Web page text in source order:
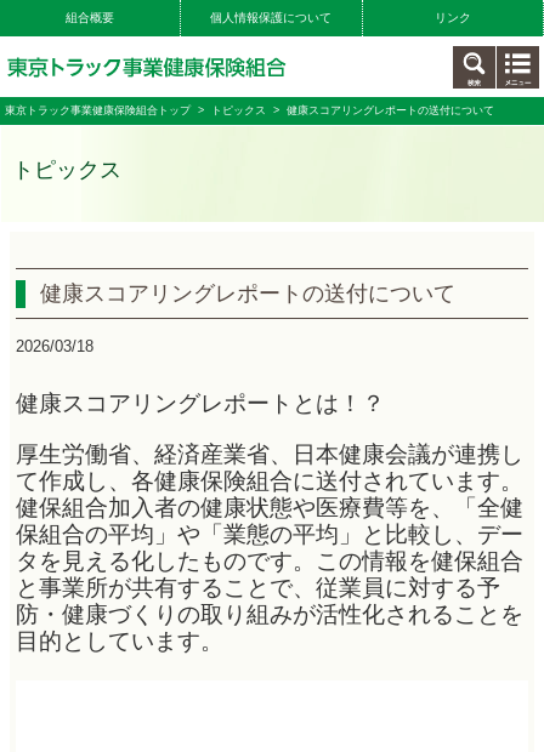
組合概要 個人情報保護について リンク
東京トラック事業健康保険組合トップ> トピックス > 健康スコアリングレポートの送付について
トピックス
健康スコアリングレポートの送付について
2026/03/18
健康スコアリングレポートとは！？
厚生労働省、経済産業省、日本健康会議が連携し
て作成し、各健康保険組合に送付されています。
健保組合加入者の健康状態や医療費等を、「全健
保組合の平均」や「業態の平均」と比較し、デー
タを見える化したものです。この情報を健保組合
と事業所が共有することで、従業員に対する予
防・健康づくりの取り組みが活性化されることを
目的としています。